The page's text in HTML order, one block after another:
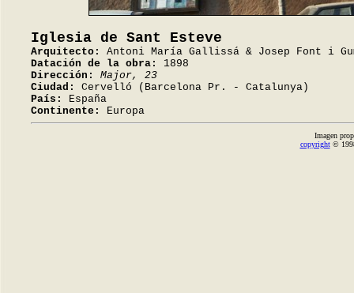
Iglesia de Sant Esteve
Arquitecto:
Antoni María Gallissá & Josep Font i
Datación de la obra:
1898
Dirección:
Major, 23
Ciudad:
Cervelló (Barcelona Pr. - Catalunya)
País:
España
Continente:
Europa
Imagen
copyright©